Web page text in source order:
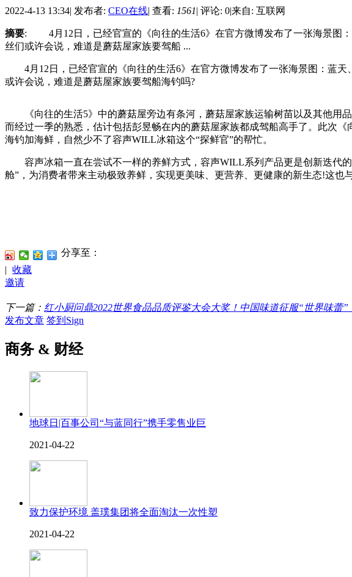
2022-4-13 13:34| 发布者: CEO在线| 查看: 1561| 评论: 0|来自: 互联网
摘要: 4月12日，已经官宣的《向往的生活6》在官方微博发布了一张海景图：
丝们或许会说，难道是蘑菇屋家族要驾船 ...
4月12日，已经官宣的《向往的生活6》在官方微博发布了一张海景图：蓝天
或许会说，难道是蘑菇屋家族要驾船海钓吗?
《向往的生活5》中的蘑菇屋旁边有条河，蘑菇屋家族运输树苗以及其他用品
而经过一季的熟悉，估计包括彭昱畅在内的蘑菇屋家族都成驾船高手了。此次
海钓加海鲜，自然少不了容声WILL冰箱这个“探鲜官”的帮忙。
容声冰箱一直在尝试不一样的养鲜方式，容声WILL系列产品更是创新迭代的
舱”，为消费者带来主动极致养鲜，实现更美味、更营养、更健康的新生态!这也
分享至：
| 收藏
邀请
下一篇： 红小厨问鼎2022世界食品品质评鉴大会大奖！中国味道征服“世界味蕾”
发布文章 签到Sign
商务 & 财经
地球日|百事公司“与蓝同行”携手零售业巨
2021-04-22
致力保护环境 盖璞集团将全面淘汰一次性塑
2021-04-22